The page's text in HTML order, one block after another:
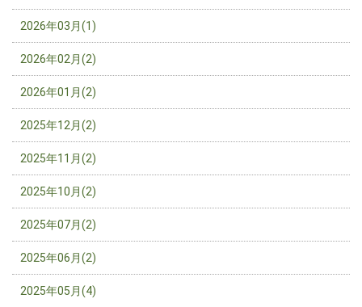
2026年03月(1)
2026年02月(2)
2026年01月(2)
2025年12月(2)
2025年11月(2)
2025年10月(2)
2025年07月(2)
2025年06月(2)
2025年05月(4)